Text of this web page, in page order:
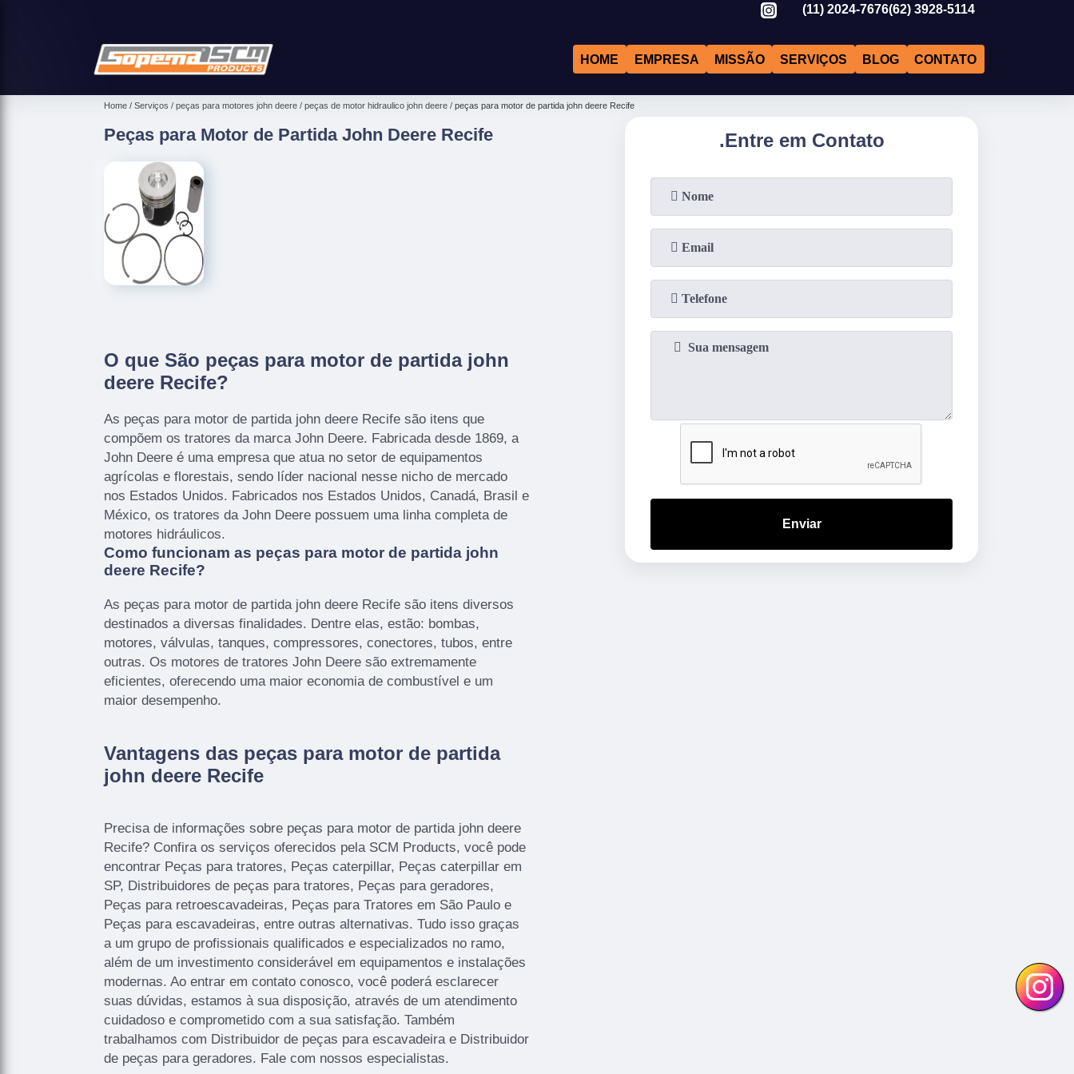
(11) 2024-7676(62) 3928-5114
HOME EMPRESA MISSÃO SERVIÇOS BLOG CONTATO
Home Serviços peças para motores john deere peças de motor hidraulico john deere peças para motor de partida john deere Recife
Peças para Motor de Partida John Deere Recife
O que São peças para motor de partida john
deere Recife?
As peças para motor de partida john deere Recife são itens que
compõem os tratores da marca John Deere. Fabricada desde 1869, a
John Deere é uma empresa que atua no setor de equipamentos
agrícolas e florestais, sendo líder nacional nesse nicho de mercado
nos Estados Unidos. Fabricados nos Estados Unidos, Canadá, Brasil e
México, os tratores da John Deere possuem uma linha completa de
motores hidráulicos.
Como funcionam as peças para motor de partida john
deere Recife?
As peças para motor de partida john deere Recife são itens diversos
destinados a diversas finalidades. Dentre elas, estão: bombas,
motores, válvulas, tanques, compressores, conectores, tubos, entre
outras. Os motores de tratores John Deere são extremamente
eficientes, oferecendo uma maior economia de combustível e um
maior desempenho.
Vantagens das peças para motor de partida
john deere Recife
Precisa de informações sobre peças para motor de partida john deere
Recife? Confira os serviços oferecidos pela SCM Products, você pode
encontrar Peças para tratores, Peças caterpillar, Peças caterpillar em
SP, Distribuidores de peças para tratores, Peças para geradores,
Peças para retroescavadeiras, Peças para Tratores em São Paulo e
Peças para escavadeiras, entre outras alternativas. Tudo isso graças
a um grupo de profissionais qualificados e especializados no ramo,
além de um investimento considerável em equipamentos e instalações
modernas. Ao entrar em contato conosco, você poderá esclarecer
suas dúvidas, estamos à sua disposição, através de um atendimento
cuidadoso e comprometido com a sua satisfação. Também
trabalhamos com Distribuidor de peças para escavadeira e Distribuidor
de peças para geradores. Fale com nossos especialistas.
.Entre em Contato
Enviar